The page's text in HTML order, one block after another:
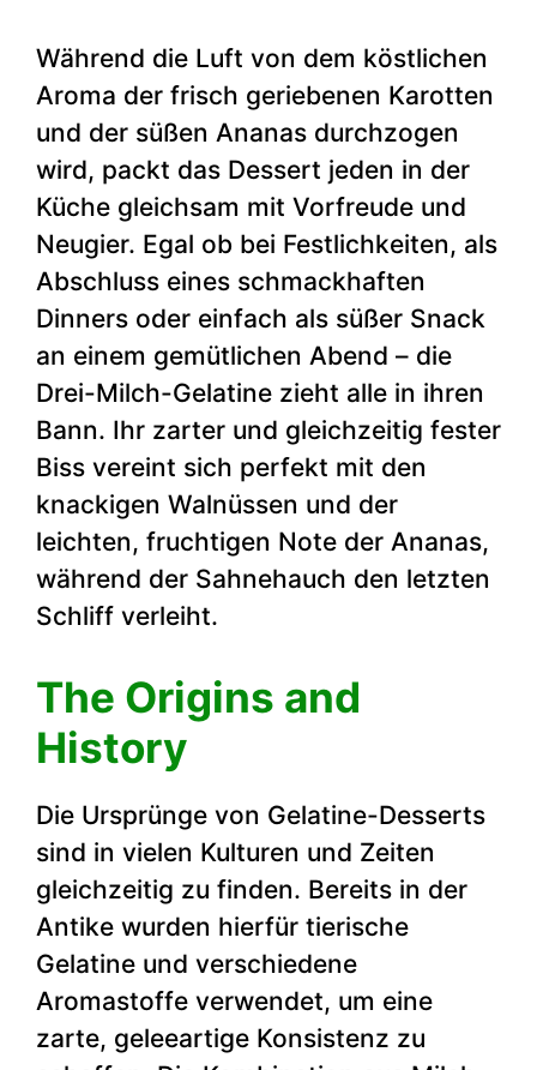
Während die Luft von dem köstlichen
Aroma der frisch geriebenen Karotten
und der süßen Ananas durchzogen
wird, packt das Dessert jeden in der
Küche gleichsam mit Vorfreude und
Neugier. Egal ob bei Festlichkeiten, als
Abschluss eines schmackhaften
Dinners oder einfach als süßer Snack
an einem gemütlichen Abend – die
Drei-Milch-Gelatine zieht alle in ihren
Bann. Ihr zarter und gleichzeitig fester
Biss vereint sich perfekt mit den
knackigen Walnüssen und der
leichten, fruchtigen Note der Ananas,
während der Sahnehauch den letzten
Schliff verleiht.
The Origins and
History
Die Ursprünge von Gelatine-Desserts
sind in vielen Kulturen und Zeiten
gleichzeitig zu finden. Bereits in der
Antike wurden hierfür tierische
Gelatine und verschiedene
Aromastoffe verwendet, um eine
zarte, geleeartige Konsistenz zu